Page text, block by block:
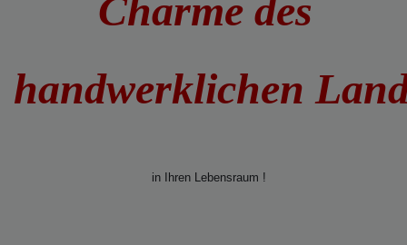
Charme des
handwerklichen
in Ihren Lebensraum !